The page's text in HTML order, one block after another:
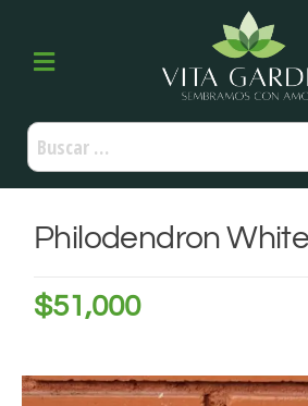
Philodendron
$51,000